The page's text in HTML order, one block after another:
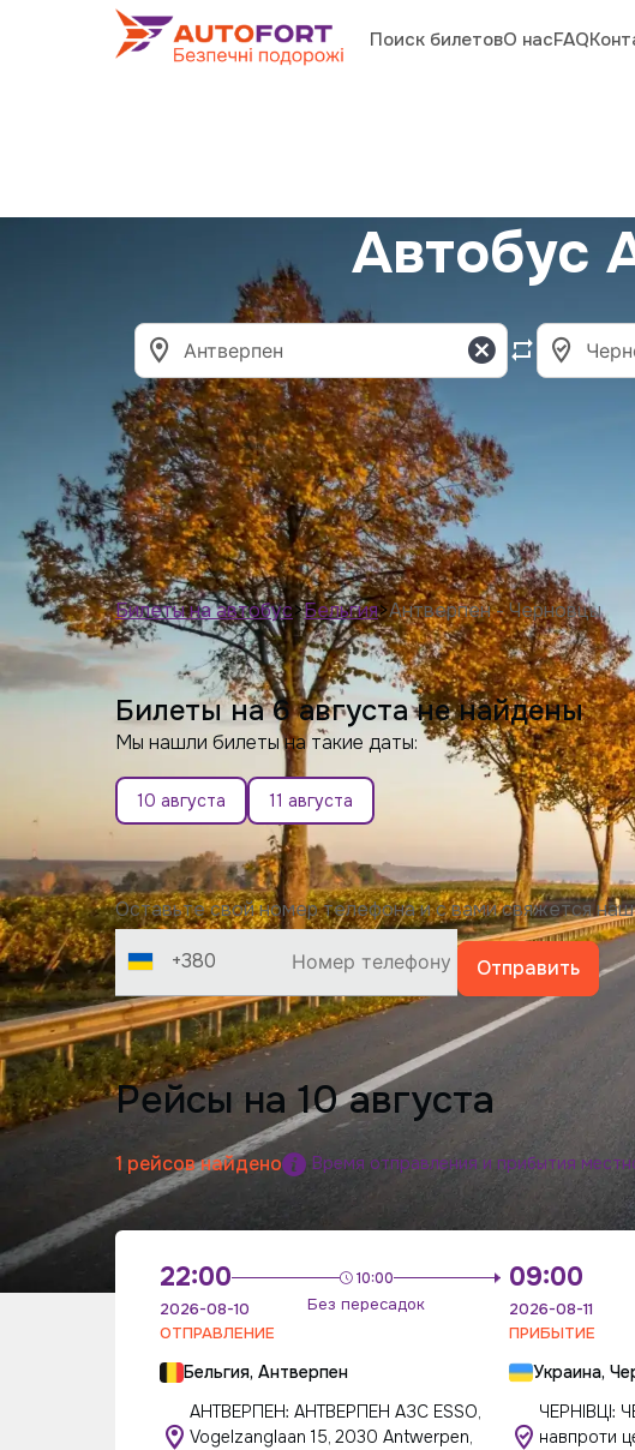
Поиск билетовО насFAQ
Автобус
Билеты на автобус>Бельгия>Антверпен - Черновцы
Билеты на 6 августа не найдены
Мы нашли билеты на такие даты:
10 августа 11 августа
Оставьте свой номер телефона и с вами свяжется
+380 Отправить
Рейсы на 10 августа
1 рейсов найдено Время отправления и прибытия
22:00 10:00
Без пересадок
2026-08-10
ОТПРАВЛЕНИЕ
Бельгия, Антверпен
АНТВЕРПЕН: АНТВЕРПЕН АЗС ESSO,
Vogelzanglaan 15, 2030 Antwerpen,
09:00
2026-08-11
ПРИБЫТИЕ
Украина,
ЧЕРНІВЦІ:
навпроти